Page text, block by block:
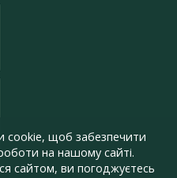
cookie, щоб забезпечити
на нашому сайті.
сайтом, ви погоджуєтесь